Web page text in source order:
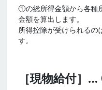
①の総所得金額から各種
金額を算出します。
所得控除が受けられるの
す。
［現物給付］